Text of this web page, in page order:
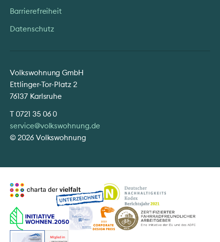
Volkswohnung GmbH
Ettlinger-Tor-Platz 2
76137 Karlsruhe
T 0721 35 06 0
service@volkswohnung.de
© 2026 Volkswohnung
Barrierefreiheit
Datenschutz